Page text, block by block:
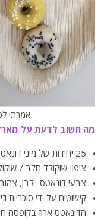
אמרתי
מה חשוב לדעת על
25 יחידות של מיני דונאטס אפויים וטעימים
ציפוי שוקולד חלב /
צבעי דונאטס- לבן, צהוב
קישוטים על ידי סוכריות
הדונאטס ארוז בקופסה